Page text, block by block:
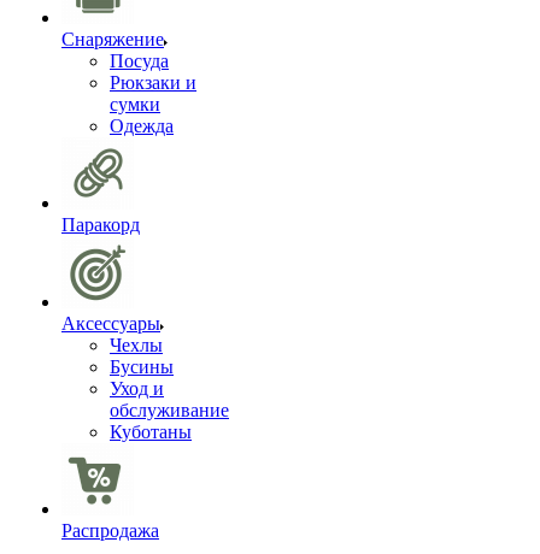
Снаряжение
Посуда
Рюкзаки и
сумки
Одежда
Паракорд
Аксессуары
Чехлы
Бусины
Уход и
обслуживание
Куботаны
Распродажа